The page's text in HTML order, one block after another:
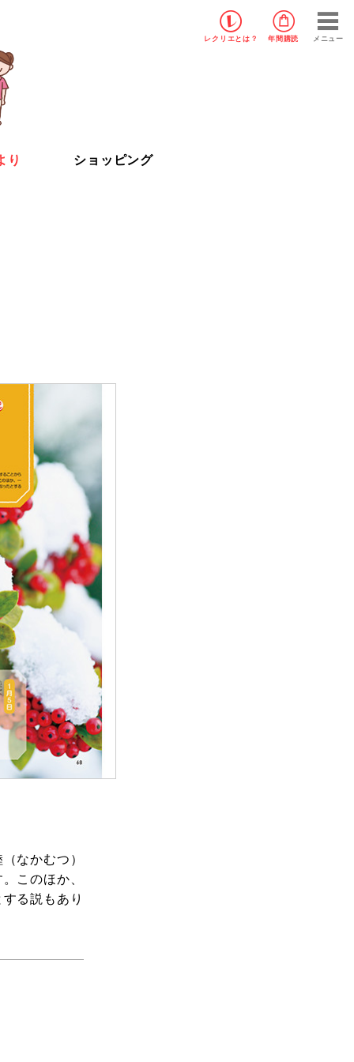
レクリエ とは？ 年間購読 メニュー
り ショッピング
なかむつ）
このほか、
る説もあり